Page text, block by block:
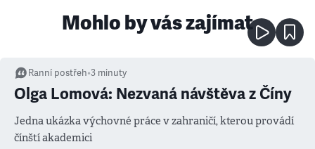
Mohlo by vás zajímat
Ranní postřeh•3 minuty
Olga Lomová: Nezvaná návštěva z Číny
Jedna ukázka výchovné práce v zahraničí, kterou provádí
čínští akademici